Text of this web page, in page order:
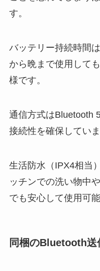
す。
バッテリー持続時間
から晩まで使用して
様です。
通信方式はBluetooth
接続性を確保していま
生活防水（IPX4相当
ッチンでの洗い物中
でも安心して使用可能
同梱のBluetooth送